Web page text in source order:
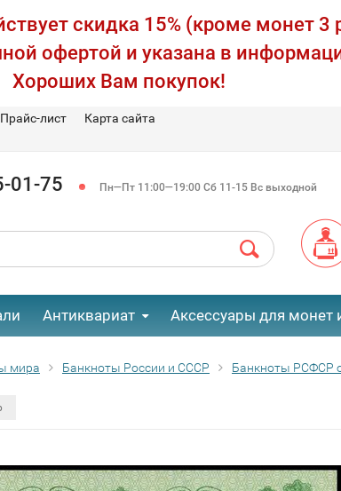
скидка 15% (кроме монет 3
офертой и указана в
Хороших Вам покупок!
Прайс-лист
Карта сайта
01-75 Пн—Пт 11:00—19:00 Сб 11-15 Вс выходной
Антиквариат Аксессуары для монет
мира Банкноты России и СССР Банкноты РСФСР